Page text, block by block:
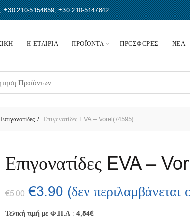
,+30.210-5154659,+30.210-5147842
Η ΕΤΑΙΡΙΑ ΠΡΟΪΟΝΤΑ ΠΡΟΣΦΟΡΕΣ ΝΕΑ
Επιγονατίδες Επιγονατίδες EVA – Vorel(74595)
Επιγονατίδες EVA –
€5.00 Original
price
€3.90 Η
τρέχουσα
(δεν
Τελική τιμή με Φ.Π.Α : 4,84€